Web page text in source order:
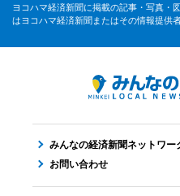
ヨコハマ経済新聞に掲載の記事・写真・
はヨコハマ経済新聞またはその情報提供
みんなの経済新聞ネットワー
お問い合わせ